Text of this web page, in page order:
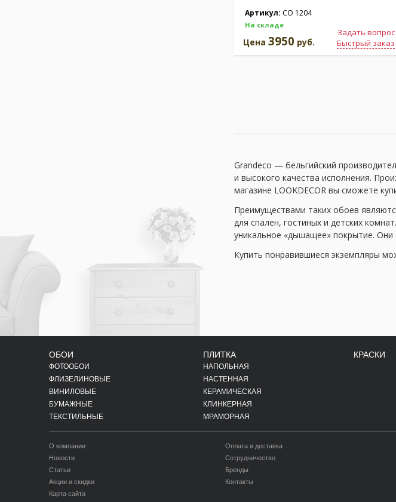
Артикул: CO 1204
На складе
Задать вопрос
Быстрый заказ
Цена 3950 руб.
Grandeco — бельгийский
и высокого качества исполнения.
магазине LOOKDECOR вы сможете
Преимуществами таких обоев
для спален, гостиных и детских
уникальное «дышащее» покрытие. Они
Купить понравившиеся экземпляры
ОБОИ
ФОТООБОИ
ФЛИЗЕЛИНОВЫЕ
ВИНИЛОВЫЕ
БУМАЖНЫЕ
ТЕКСТИЛЬНЫЕ
ПЛИТКА
НАПОЛЬНАЯ
НАСТЕННАЯ
КЕРАМИЧЕСКАЯ
КЛИНКЕРНАЯ
МРАМОРНАЯ
КРАСКИ
О компании
Новости
Статьи
Акции и скидки
Карта сайта
Оплата и доставка
Сотрудничество
Бренды
Контакты